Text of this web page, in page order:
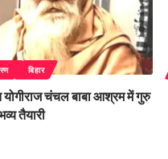
बिहार
योगीराज चंचल बाबा आश्रम में गुरु
तैयारी